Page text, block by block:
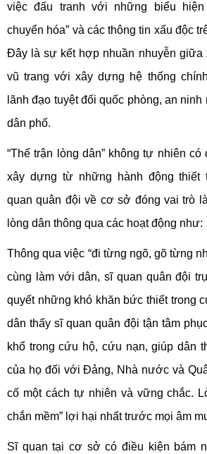
việc đấu tranh với những biểu hiện
chuyển hóa” và các thông tin xấu độc
Đây là sự kết hợp nhuần nhuyễn
vũ trang với xây dựng hệ thống
lãnh đạo tuyệt đối quốc phòng, an
dân phố.
“Thế trận lòng dân” không tự nhiên
xây dựng từ những hành động thiết
quan quân đội về cơ sở đóng vai trò
lòng dân thông qua các hoạt động như:
Thông qua việc “đi từng ngõ, gõ từng
cùng làm với dân, sĩ quan quân đội
quyết những khó khăn bức thiết trong
dân thấy sĩ quan quân đội tận tâm
khổ trong cứu hộ, cứu nạn, giúp dân
của họ đối với Đảng, Nhà nước và
cố một cách tự nhiên và vững chắc.
chắn mềm” lợi hại nhất trước mọi âm
Sĩ quan tại cơ sở có điều kiện bám